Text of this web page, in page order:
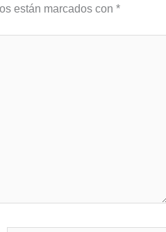
están marcados con *